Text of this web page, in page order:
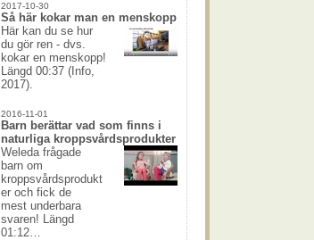
2017-10-30
Så här kokar man en menskopp
Här kan du se hur
du gör ren - dvs.
kokar en menskopp!
Längd 00:37 (Info,
2017).
2016-11-01
Barn berättar vad som finns i
naturliga kroppsvårdsprodukter
Weleda frågade
barn om
kroppsvårdsprodukt
er och fick de
mest underbara
svaren! Längd
01:12…